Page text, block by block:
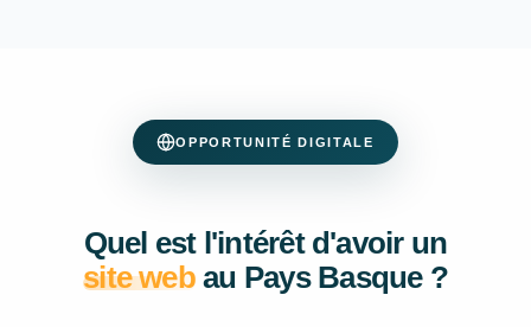
OPPORTUNITÉ DIGITALE
Quel est l'intérêt d'avoir un
site webau Pays Basque ?